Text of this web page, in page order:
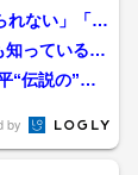
れない」「顧
知っているは
“伝説の”場
by